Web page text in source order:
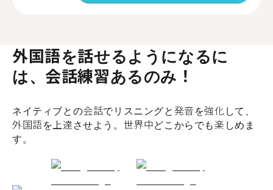
外国語を話せるようになるに
は、会話練習あるのみ！
ネイティブとの会話でリスニングと発音を強化して、
外国語を上達させよう。世界中どこからでも楽しめま
す。